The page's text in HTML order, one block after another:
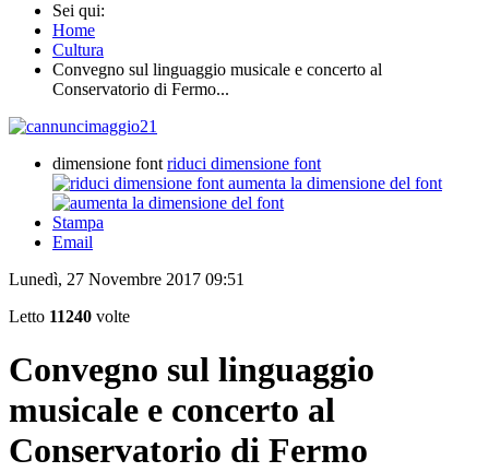
Sei qui:
Home
Cultura
Convegno sul linguaggio musicale e concerto al
Conservatorio di Fermo...
dimensione font riduci dimensione font
aumenta la dimensione del font
Stampa
Email
Lunedì, 27 Novembre 2017 09:51
Letto 11240 volte
Convegno sul linguaggio
musicale e concerto al
Conservatorio di Fermo